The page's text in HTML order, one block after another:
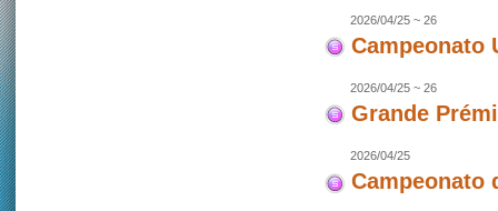
2026/04/25 ~ 26
Campeonato
2026/04/25 ~ 26
Grande
2026/04/25
Campeonato